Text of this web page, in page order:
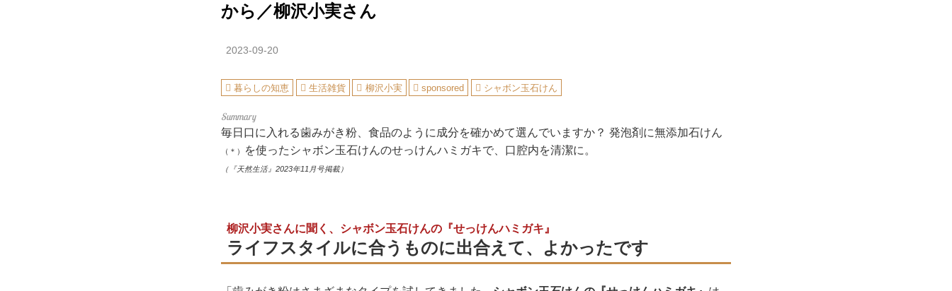
から／柳沢小実さん
2023-09-20
暮らしの知恵 生活雑貨 柳沢小実 sponsored シャボン玉石けん
毎日口に入れる歯みがき粉、食品のように成分を確かめて選んでいますか？ 発泡剤に無添加石けん
（＊） を使ったシャボン玉石けんのせっけんハミガキで、口腔内を清潔に。
（『天然生活』2023年11月号掲載）
柳沢小実さんに聞く、シャボン玉石けんの『せっけんハミガキ』
ライフスタイルに合うものに出合えて、よかったです